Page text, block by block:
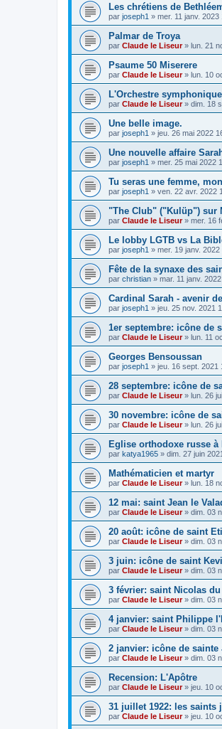
Les chrétiens de
par joseph1 » mer. 11 janv. 2023
Palmar de Troya
par Claude le Liseur» lun. 21
Psaume 50 Miserere
par Claude le Liseur» lun. 10
L'Orchestre
par Claude le Liseur» dim. 18
Une belle image.
par joseph1 » jeu. 26 mai 2022
Une nouvelle affaire
par joseph1 » mer. 25 mai 2022
Tu seras une femme,
par joseph1 » ven. 22 avr. 2022
"The Club" ("Kulüp") sur
par Claude le Liseur» mer. 16
Le lobby LGTB vs La
par joseph1 » mer. 19 janv. 2022
Fête de la synaxe des
par christian » mar. 11 janv.
Cardinal Sarah - avenir
par joseph1 » jeu. 25 nov. 2021
1er septembre: icône de
par Claude le Liseur» lun. 11
Georges Bensoussan
par joseph1 » jeu. 16 sept. 2021
28 septembre: icône de
par Claude le Liseur» lun. 26
30 novembre: icône de
par Claude le Liseur» lun. 26
Eglise orthodoxe russe à
par katya1965 » dim. 27 juin
Mathématicien et martyr
par Claude le Liseur» lun. 18
12 mai: saint Jean le
par Claude le Liseur» dim. 03
20 août: icône de saint
par Claude le Liseur» dim. 03
3 juin: icône de saint
par Claude le Liseur» dim. 03
3 février: saint Nicolas
par Claude le Liseur» dim. 03
4 janvier: saint Philippe
par Claude le Liseur» dim. 03
2 janvier: icône de sainte
par Claude le Liseur» dim. 03
Recension: L'Apôtre
par Claude le Liseur» jeu. 10
31 juillet 1922: les saints
par Claude le Liseur» jeu. 10